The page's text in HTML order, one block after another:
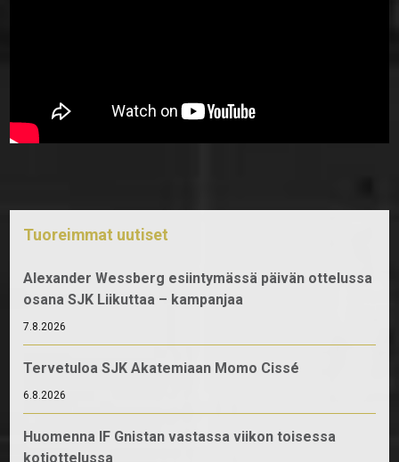
Tuoreimmat uutiset
Alexander Wessberg esiintymässä päivän ottelussa
osana SJK Liikuttaa – kampanjaa
7.8.2026
Tervetuloa SJK Akatemiaan Momo Cissé
6.8.2026
Huomenna IF Gnistan vastassa viikon toisessa
kotiottelussa